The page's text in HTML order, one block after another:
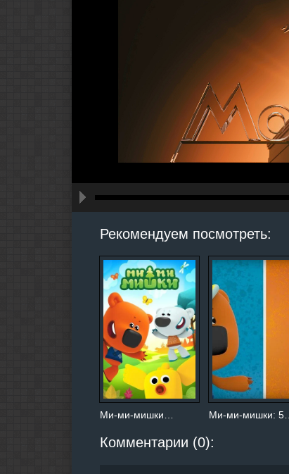
Рекомендуем посмотреть:
Ми-ми-мишки… Ми-ми-мишки: 5…
Комментарии (0):